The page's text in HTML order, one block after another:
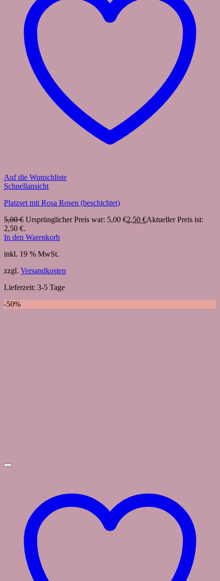
Auf die Wunschliste
Schnellansicht
Platzset mit Rosa Rosen (beschichtet)
5,00€ Ursprünglicher Preis war: 5,00 €2,50 €Aktueller Preis ist:
2,50 €.
In den Warenkorb
inkl. 19 % MwSt.
zzgl. Versandkosten
Lieferzeit: 3-5 Tage
-50%